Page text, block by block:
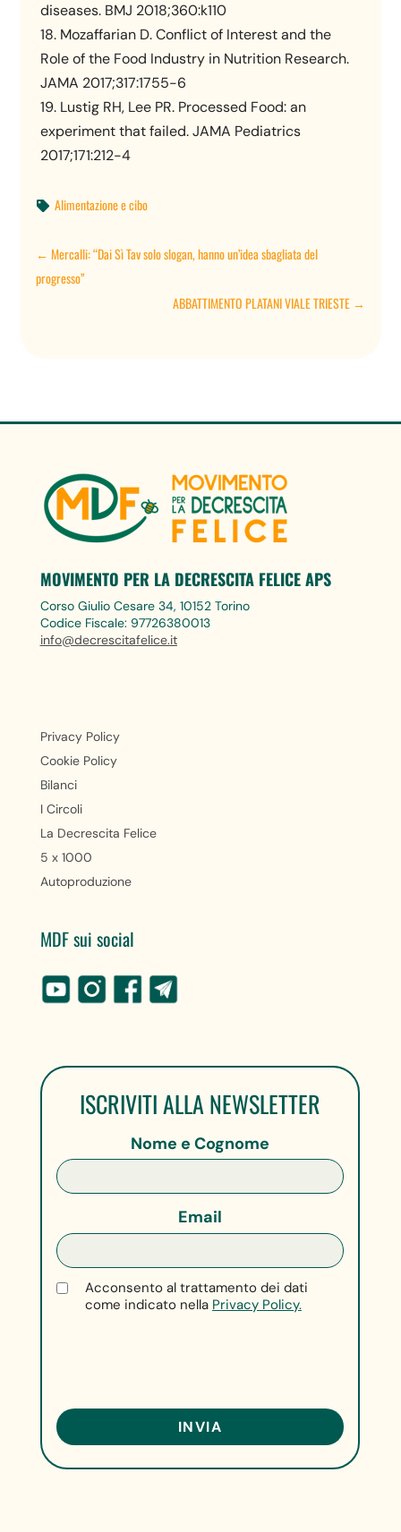
diseases. BMJ 2018;360:k110
18. Mozaffarian D. Conflict of Interest and the
Role of the Food Industry in Nutrition Research.
JAMA 2017;317:1755-6
19. Lustig RH, Lee PR. Processed Food: an
experiment that failed. JAMA Pediatrics
2017;171:212-4
 Alimentazione e cibo
←Mercalli: “Dai Sì Tav solo slogan, hanno un’idea sbagliata del
progresso”
ABBATTIMENTO PLATANI VIALE TRIESTE→
MOVIMENTO PER LA DECRESCITA FELICE APS
Corso Giulio Cesare 34, 10152 Torino
Codice Fiscale: 97726380013
info@decrescitafelice.it
Privacy Policy
Cookie Policy
Bilanci
I Circoli
La Decrescita Felice
5 x 1000
Autoproduzione
MDF sui social
ISCRIVITI ALLA NEWSLETTER
Nome e Cognome
Email
Acconsento al trattamento dei dati
come indicato nella Privacy Policy.